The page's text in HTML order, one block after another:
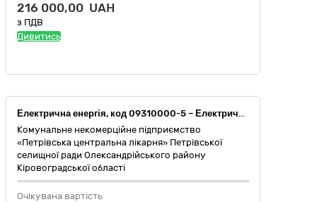
216 000,00 UAH
з ПДВ
Дивитись
Електрична енергія, код 09310000-5 – Електрична енергія за ДК 021:2015 «Єдиний закупівельний словник»
Комунальне некомерційне підприємство
«Петрівська центральна лікарня» Петрівської
селищної ради Олександрійського району
Кіровоградської області
Очікувана вартість